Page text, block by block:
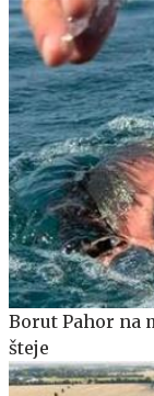
Borut Pahor na
šteje